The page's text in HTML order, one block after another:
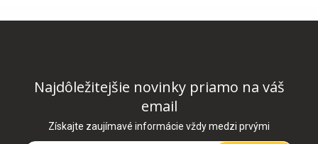
Najdôležitejšie novinky priamo na váš
email
Získajte zaujímavé informácie vždy medzi prvými